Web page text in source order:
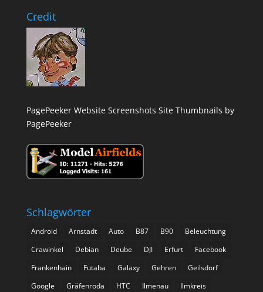
Credit
PagePeeker Website Screenshots Site Thumbnails by
PagePeeker
Schlagwörter
Android Arnstadt Auto B87 B90
Beleuchtung
Crawinkel
Debian Deube DJI Erfurt
Facebook
Frankenhain
Futaba Galaxy Gehren
Geilsdorf
Google
Gräfenroda HTC Ilmenau
Ilmkreis